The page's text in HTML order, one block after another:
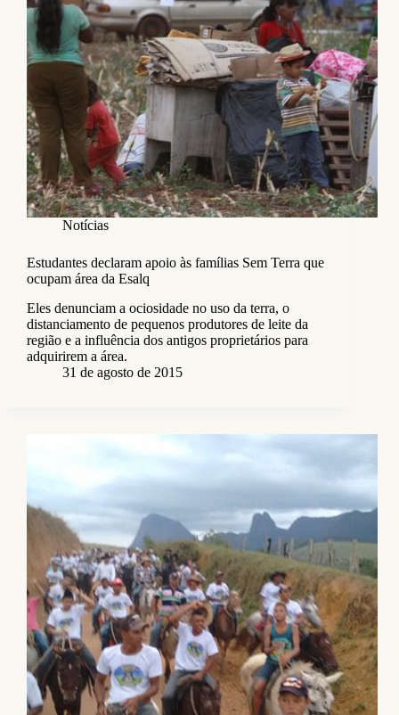
Notícias
Estudantes declaram apoio às famílias Sem Terra que
ocupam área da Esalq
Eles denunciam a ociosidade no uso da terra, o
distanciamento de pequenos produtores de leite da
região e a influência dos antigos proprietários para
adquirirem a área.
31 de agosto de 2015